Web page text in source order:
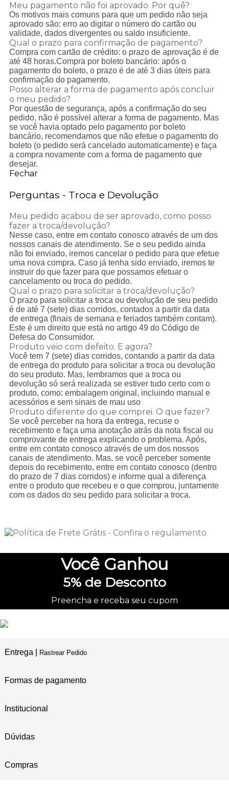
Meu pagamento não foi aprovado. Por quê?
Os motivos mais comuns para que um pedido não seja
aprovado são: erro ao digitar o número do cartão ou
validade, dados divergentes ou saldo insuficiente.
Qual o prazo para confirmação de pagamento?
Compra com cartão de crédito: o prazo de aprovação é de
até 48 horas.Compra por boleto bancário: após o
pagamento do boleto, o prazo é de até 3 dias úteis para
confirmação do pagamento.
Posso alterar a forma de pagamento após concluir
o meu pedido?
Por questão de segurança, após a confirmação do seu
pedido, não é possível alterar a forma de pagamento. Mas
se você havia optado pelo pagamento por boleto
bancário, recomendamos que não efetue o pagamento do
boleto (o pedido será cancelado automaticamente) e faça
a compra novamente com a forma de pagamento que
desejar.
Fechar
Perguntas - Troca e Devolução
Meu pedido acabou de ser aprovado, como posso
fazer a troca/devolução?
Nesse caso, entre em contato conosco através de um dos
nossos canais de atendimento. Se o seu pedido ainda
não foi enviado, iremos cancelar o pedido para que efetue
uma nova compra. Caso já tenha sido enviado, iremos te
instruir do que fazer para que possamos efetuar o
cancelamento ou troca do pedido.
Qual o prazo para solicitar a troca/devolução?
O prazo para solicitar a troca ou devolução de seu pedido
é de até 7 (sete) dias corridos, contados a partir da data
de entrega (finais de semana e feriados também contam).
Este é um direito que está no artigo 49 do Código de
Defesa do Consumidor.
Produto veio com defeito. E agora?
Você tem 7 (sete) dias corridos, contando a partir da data
de entrega do produto para solicitar a troca ou devolução
do seu produto. Mas, lembramos que a troca ou
devolução só será realizada se estiver tudo certo com o
produto, como: embalagem original, incluindo manual e
acessórios e sem sinais de mau uso
Produto diferente do que comprei. O que fazer?
Se você perceber na hora da entrega, recuse o
recebimento e faça uma anotação atrás da nota fiscal ou
comprovante de entrega explicando o problema. Após,
entre em contato conosco através de um dos nossos
canais de atendimento. Mas, se você perceber somente
depois do recebimento, entre em contato conosco (dentro
do prazo de 7 dias corridos) e informe qual a diferença
entre o produto que recebeu e o que comprou, juntamente
com os dados do seu pedido para solicitar a troca.
Você Ganhou
5%de Desconto
Preencha e receba seu cupom
Entrega | Rastrear Pedido
Formas de pagamento
Institucional
Dúvidas
Compras